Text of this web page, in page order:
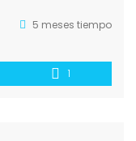
5 meses tiempo
1